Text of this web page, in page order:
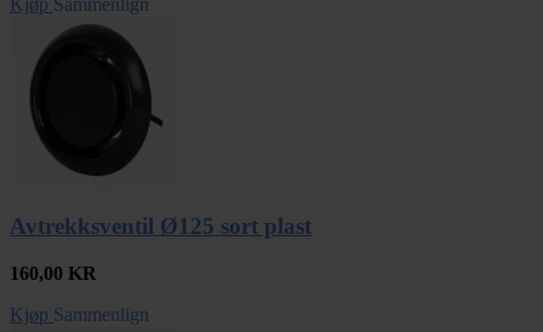
Kjøp Sammenlign
Avtrekksventil Ø125 sort plast
160,00 KR
Kjøp Sammenlign